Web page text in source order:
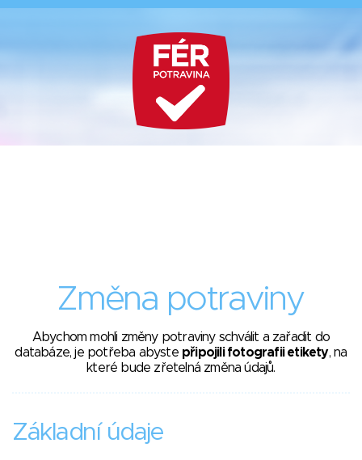
Změna potraviny
Abychom mohli změny potraviny schválit a zařadit do
databáze, je potřeba abyste připojili fotografii etikety, na
které bude zřetelná změna údajů.
Základní údaje